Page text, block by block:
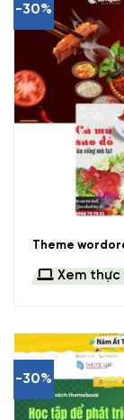
-30%
Theme
Xem thực
-30%